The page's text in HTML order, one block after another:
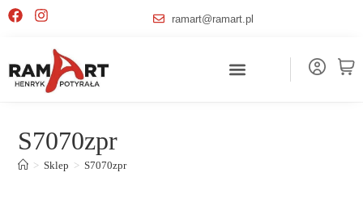
ramart@ramart.pl
S7070zpr
> Sklep > S7070zpr